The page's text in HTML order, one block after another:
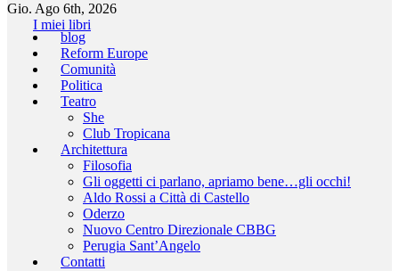
Gio. Ago 6th, 2026
I miei libri
blog
Reform Europe
Comunità
Politica
Teatro
She
Club Tropicana
Architettura
Filosofia
Gli oggetti ci parlano, apriamo bene…gli occhi!
Aldo Rossi a Città di Castello
Oderzo
Nuovo Centro Direzionale CBBG
Perugia Sant’Angelo
Contatti